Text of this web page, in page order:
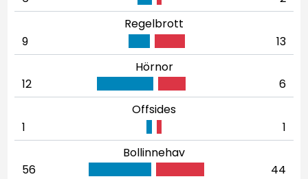
Regelbrott
9
13
Hörnor
12
6
Offsides
1
1
Bollinnehav
56
44